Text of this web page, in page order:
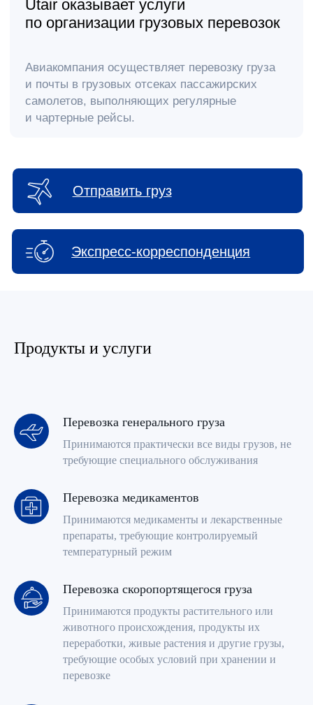
Экспресс-корреспонденция
Продукты и услуги
Перевозка генерального груза
Принимаются практически все виды грузов, не
требующие специального обслуживания
Перевозка медикаментов
Принимаются медикаменты и лекарственные
препараты, требующие контролируемый
температурный режим
Перевозка скоропортящегося груза
Принимаются продукты растительного или
животного происхождения, продукты их
переработки, живые растения и другие грузы,
требующие особых условий при хранении и
перевозке